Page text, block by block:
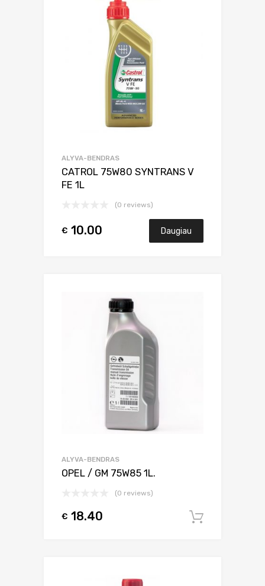
ALYVA-BENDRAS
CATROL 75W80 SYNTRANS V
FE 1L
(0 reviews)
€ 10.00 Daugiau
ALYVA-BENDRAS
OPEL / GM 75W85 1L.
(0 reviews)
€ 18.40